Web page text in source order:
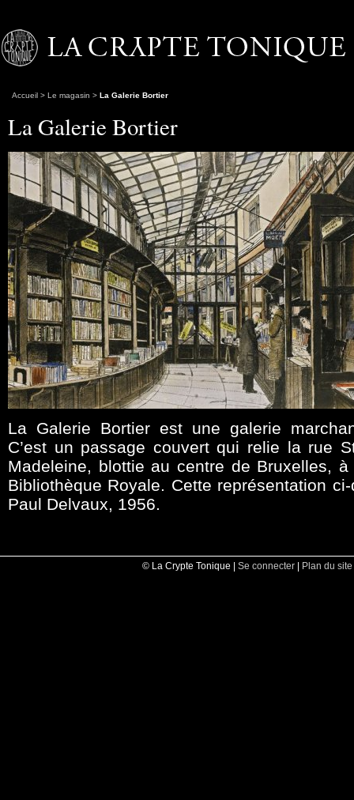
Accueil > Le magasin > La Galerie Bortier
La Galerie Bortier
La Galerie Bortier est une galerie
C’est un passage couvert qui relie la rue
Madeleine, blottie au centre de Bruxelles,
Bibliothèque Royale. Cette représentation
Paul Delvaux, 1956.
© La Crypte Tonique | Se connecter | Plan du site